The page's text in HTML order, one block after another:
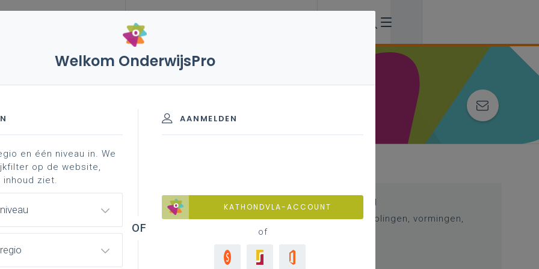
vakken en leerplannen 3de graad
Didactische tips, ondersteunende
documenten, duiding bij leerinhouden …”
Professionalisering
Overzicht van nascholingen, vormingen,
Welkom OnderwijsPro
AANMELDEN
KATHONDVLA-ACCOUNT
of
en één niveau in. We
op de website,
ziet.